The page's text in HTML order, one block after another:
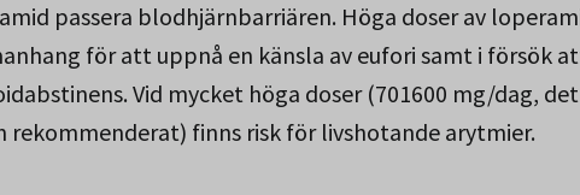
passera blodhjärnbarriären. Höga doser av
för att uppnå en känsla av eufori samt i försök
Vid mycket höga doser (70­1600 mg/dag,
rekommenderat) finns risk för livshotande arytmier.